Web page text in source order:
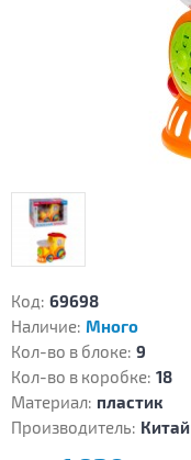
Код: 69698
Наличие: Много
Кол-во в блоке: 9
Кол-во в коробке: 18
Материал: пластик
Производитель: Китай